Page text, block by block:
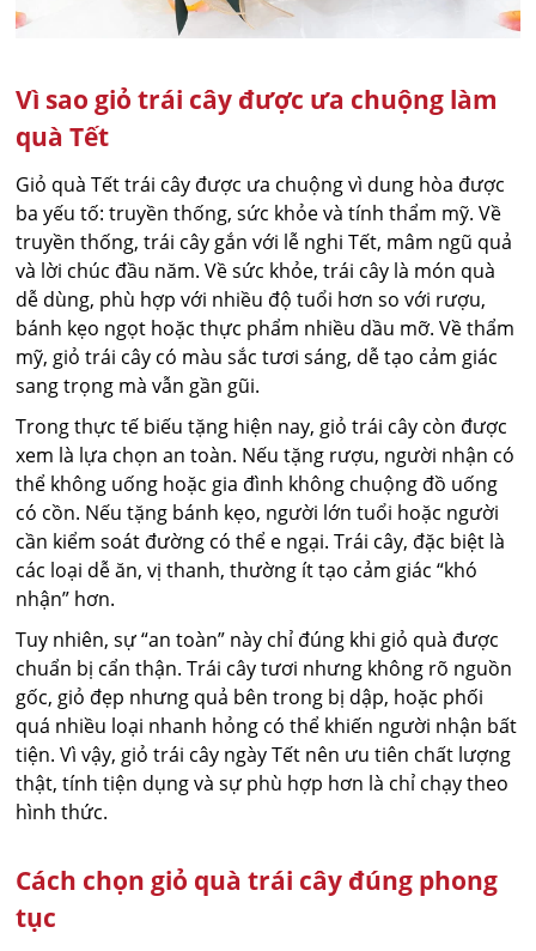
Vì sao giỏ trái cây được ưa chuộng làm
quà Tết
Giỏ quà Tết trái cây được ưa chuộng vì dung hòa được
ba yếu tố: truyền thống, sức khỏe và tính thẩm mỹ. Về
truyền thống, trái cây gắn với lễ nghi Tết, mâm ngũ quả
và lời chúc đầu năm. Về sức khỏe, trái cây là món quà
dễ dùng, phù hợp với nhiều độ tuổi hơn so với rượu,
bánh kẹo ngọt hoặc thực phẩm nhiều dầu mỡ. Về thẩm
mỹ, giỏ trái cây có màu sắc tươi sáng, dễ tạo cảm giác
sang trọng mà vẫn gần gũi.
Trong thực tế biếu tặng hiện nay, giỏ trái cây còn được
xem là lựa chọn an toàn. Nếu tặng rượu, người nhận có
thể không uống hoặc gia đình không chuộng đồ uống
có cồn. Nếu tặng bánh kẹo, người lớn tuổi hoặc người
cần kiểm soát đường có thể e ngại. Trái cây, đặc biệt là
các loại dễ ăn, vị thanh, thường ít tạo cảm giác “khó
nhận” hơn.
Tuy nhiên, sự “an toàn” này chỉ đúng khi giỏ quà được
chuẩn bị cẩn thận. Trái cây tươi nhưng không rõ nguồn
gốc, giỏ đẹp nhưng quả bên trong bị dập, hoặc phối
quá nhiều loại nhanh hỏng có thể khiến người nhận bất
tiện. Vì vậy, giỏ trái cây ngày Tết nên ưu tiên chất lượng
thật, tính tiện dụng và sự phù hợp hơn là chỉ chạy theo
hình thức.
Cách chọn giỏ quà trái cây đúng phong
tục